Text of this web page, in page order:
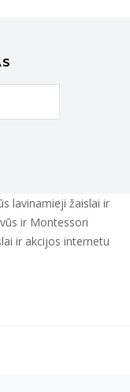
lavinamieji žaislai ir
ir Montessori
ir akcijos internetu